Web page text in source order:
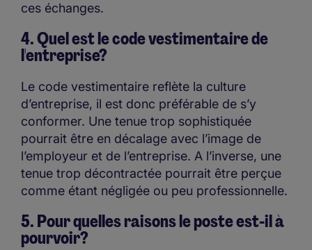
ces échanges.
4. Quel est le code vestimentaire de
l'entreprise?
Le code vestimentaire reflète la culture
d’entreprise, il est donc préférable de s’y
conformer. Une tenue trop sophistiquée
pourrait être en décalage avec l’image de
l’employeur et de l’entreprise. A l’inverse, une
tenue trop décontractée pourrait être perçue
comme étant négligée ou peu professionnelle.
5. Pour quelles raisons le poste est-il à
pourvoir?